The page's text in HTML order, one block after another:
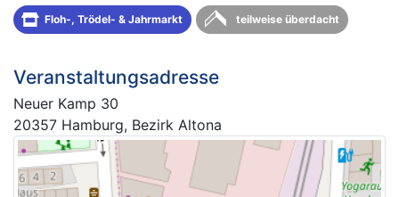
Floh-, Trödel- & Jahrmarkt teilweise überdacht
Veranstaltungsadresse
Neuer Kamp 30
20357 Hamburg, Bezirk Altona